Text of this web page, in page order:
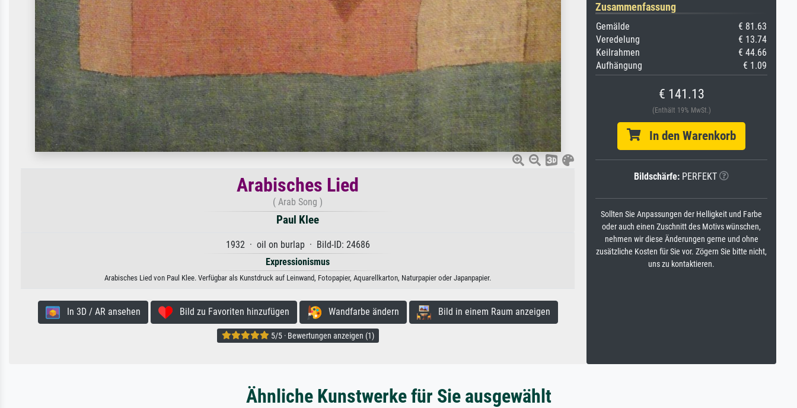
Arabisches Lied
( Arab Song )
Paul Klee
1932 · oil on burlap · Bild-ID: 24686
Expressionismus
Arabisches Lied von Paul Klee. Verfügbar als Kunstdruck auf Leinwand, Fotopapier, Aquarellkarton, Naturpapier oder Japanpapier.
In 3D / AR ansehen Bild zu Favoriten hinzufügen Wandfarbe ändern Bild in einem Raum anzeigen
5/5 · Bewertungen anzeigen (1)
Zusammenfassung
Gemälde
€ 81.63
Veredelung
€ 13.74
Keilrahmen
€ 44.66
Aufhängung
€ 1.09
€ 141.13
(Enthält 19% MwSt.)
In den Warenkorb
Bildschärfe: PERFEKT
Sollten Sie Anpassungen der Helligkeit und Farbe
oder auch einen Zuschnitt des Motivs wünschen,
nehmen wir diese Änderungen gerne und ohne
zusätzliche Kosten für Sie vor. Zögern Sie bitte nicht,
uns zu kontaktieren.
Ähnliche Kunstwerke für Sie ausgewählt